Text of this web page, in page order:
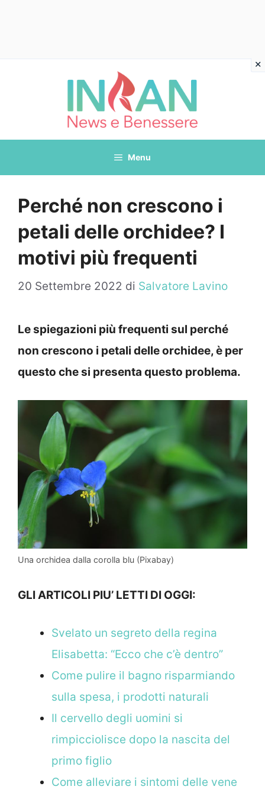
Menu
Perché non crescono i
petali delle orchidee? I
motivi più frequenti
20 Settembre 2022 di Salvatore Lavino
Le spiegazioni più frequenti sul perché
non crescono i petali delle orchidee, è per
questo che si presenta questo problema.
Una orchidea dalla corolla blu (Pixabay)
GLI ARTICOLI PIU’ LETTI DI OGGI:
Svelato un segreto della regina
Elisabetta: “Ecco che c’è dentro”
Come pulire il bagno risparmiando
sulla spesa, i prodotti naturali
Il cervello degli uomini si
rimpicciolisce dopo la nascita del
primo figlio
Come alleviare i sintomi delle vene